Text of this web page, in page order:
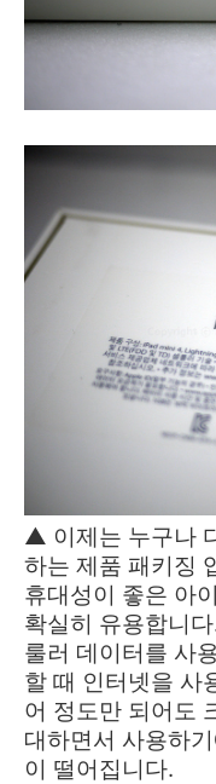
▲ 이제는 누구나
하는 제품 패키징
휴대성이 좋은 아
확실히 유용합니
룰러 데이터를 사
할 때 인터넷을 사
어 정도만 되어도
대하면서 사용하
이 떨어집니다.